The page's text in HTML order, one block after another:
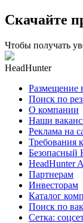
Скачайте
Чтобы получать
HeadHunter
Размещение
Поиск по
О компании
Наши
Реклама на
Требования
Безопасный
HeadHunter
Партнерам
Инвесторам
Каталог
Поиск по
Сетка: